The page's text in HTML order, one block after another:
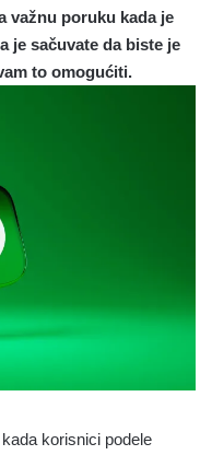
važnu poruku kada je
je sačuvate da biste je
to omogućiti.
ada korisnici podele